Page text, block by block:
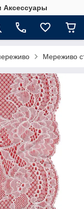
Аксессуары
Мереживо